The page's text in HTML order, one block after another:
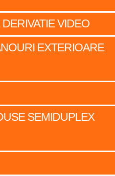
VIDEO
EXTERIOARE
SEMIDUPLEX